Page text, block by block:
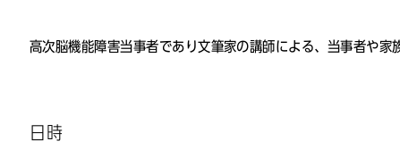
高次脳機能障害当事者であり文筆家の講師による、当事者や
日時